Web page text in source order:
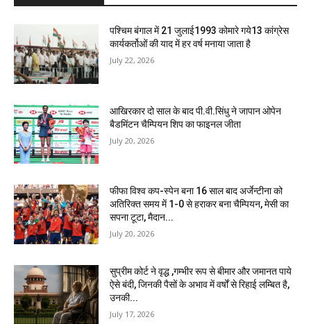
पश्चिम बंगाल में 21 जुलाई1993 कोमारे गये13 कांग्रेस
कार्यकर्तोओं की याद में हर वर्ष मनाया जाता है
July 22, 2026
आखिरकार दो साल के बाद पी.वी.सिंधु ने जापान ओपेन
बैडमिंटन चैम्पियन शिप का फाइनल जीता
July 20, 2026
फीफा विश्व कप-स्पेन बना 16 साल बाद अर्जेन्टीना को
अतिरिक्त समय में 1-0 से हराकर बना चैम्पियन, मेसी का
सपना टूटा, मैदान...
July 20, 2026
सुप्रीम कोर्ट ने वृद्ध ,गम्भीर रूप से बीमार और जमानत पाये
ऐसे बंदी, जिनकी पैसों के अभाव में वर्षों से रिहाई लम्बित है,
उनकी...
July 17, 2026